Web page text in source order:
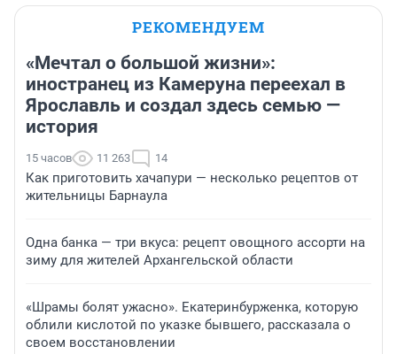
РЕКОМЕНДУЕМ
«Мечтал о большой жизни»:
иностранец из Камеруна переехал в
Ярославль и создал здесь семью —
история
15 часов 11 263 14
Как приготовить хачапури — несколько рецептов от
жительницы Барнаула
Одна банка — три вкуса: рецепт овощного ассорти на
зиму для жителей Архангельской области
«Шрамы болят ужасно». Екатеринбурженка, которую
облили кислотой по указке бывшего, рассказала о
своем восстановлении